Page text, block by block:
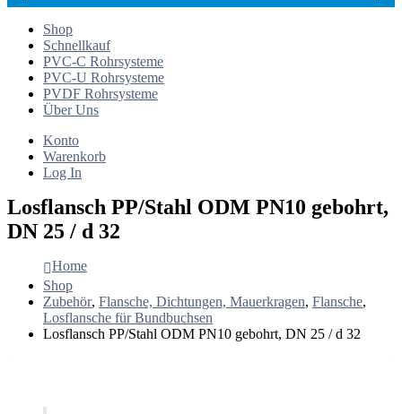
Shop
Schnellkauf
PVC-C Rohrsysteme
PVC-U Rohrsysteme
PVDF Rohrsysteme
Über Uns
Konto
Warenkorb
Log In
Losflansch PP/Stahl ODM PN10 gebohrt,
DN 25 / d 32
Home
Shop
Zubehör, Flansche, Dichtungen, Mauerkragen, Flansche,
Losflansche für Bundbuchsen
Losflansch PP/Stahl ODM PN10 gebohrt, DN 25 / d 32